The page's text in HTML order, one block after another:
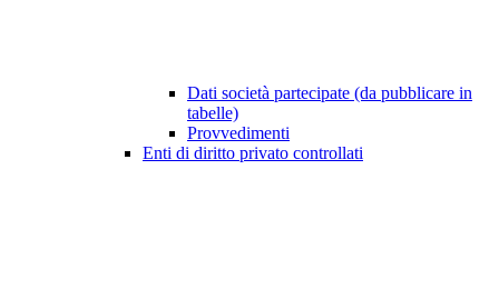
Dati società partecipate (da pubblicare in
tabelle)
Provvedimenti
Enti di diritto privato controllati